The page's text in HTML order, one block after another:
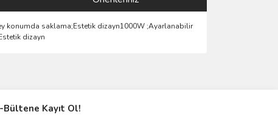
konumda saklama;Estetik dizayn1000W ;Ayarlanabilir
dizayn
Bültene Kayıt Ol!